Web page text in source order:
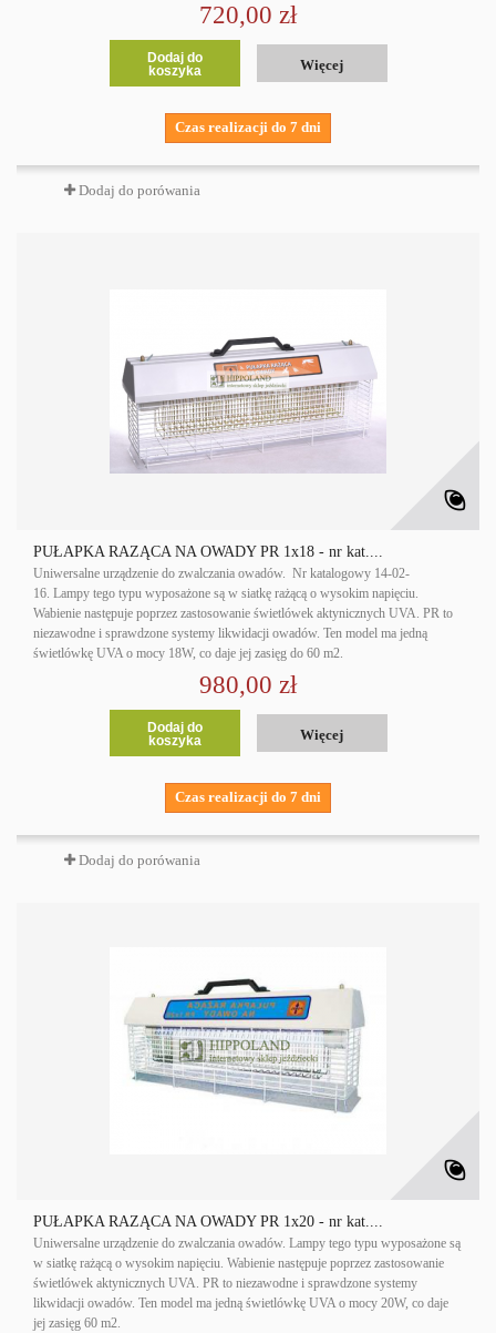
720,00 zł
Dodaj do
koszyka
Więcej
Czas realizacji do 7 dni
Dodaj do porówania
PUŁAPKA RAŻĄCA NA OWADY PR 1x18 - nr kat....
Uniwersalne urządzenie do zwalczania owadów. Nr katalogowy 14-02-
16. Lampy tego typu wyposażone są w siatkę rażącą o wysokim napięciu.
Wabienie następuje poprzez zastosowanie świetlówek aktynicznych UVA. PR to
niezawodne i sprawdzone systemy likwidacji owadów. Ten model ma jedną
świetlówkę UVA o mocy 18W, co daje jej zasięg do 60 m2.
980,00 zł
Dodaj do
koszyka
Więcej
Czas realizacji do 7 dni
Dodaj do porówania
PUŁAPKA RAŻĄCA NA OWADY PR 1x20 - nr kat....
Uniwersalne urządzenie do zwalczania owadów. Lampy tego typu wyposażone są
w siatkę rażącą o wysokim napięciu. Wabienie następuje poprzez zastosowanie
świetlówek aktynicznych UVA. PR to niezawodne i sprawdzone systemy
likwidacji owadów. Ten model ma jedną świetlówkę UVA o mocy 20W, co daje
jej zasięg 60 m2.